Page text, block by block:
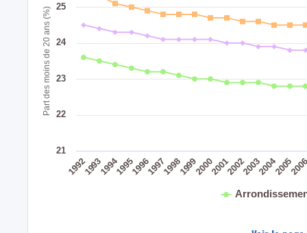
Part des moins de 20 ans (%)
19921993199419951996199719981999200020012002200320042005
21
22
23
24
25